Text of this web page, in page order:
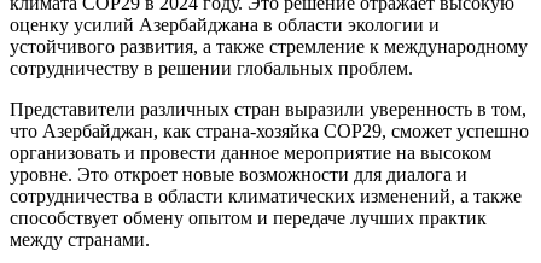
оценку усилий Азербайджана в области экологии и
устойчивого развития, а также стремление к международному
сотрудничеству в решении глобальных проблем.
Представители различных стран выразили уверенность в том,
что Азербайджан, как страна-хозяйка COP29, сможет успешно
организовать и провести данное мероприятие на высоком
уровне. Это откроет новые возможности для диалога и
сотрудничества в области климатических изменений, а также
способствует обмену опытом и передаче лучших практик
между странами.